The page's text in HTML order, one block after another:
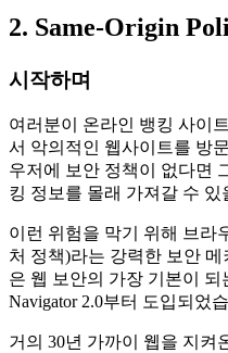
2. Same-Origin
시작하며
여러분이 온라인 뱅킹 사이
서 악의적인 웹사이트를 방
우저에 보안 정책이 없다면
킹 정보를 몰래 가져갈 수 있
이런 위험을 막기 위해 브라
처 정책)라는 강력한 보안
은 웹 보안의 가장 기본이 되
Navigator 2.0부터 도입되었
거의 30년 가까이 웹을 지켜